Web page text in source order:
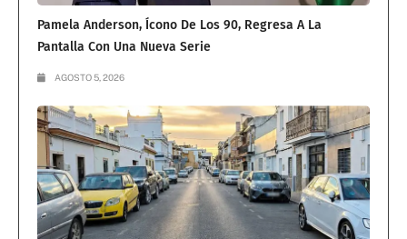
Pamela Anderson, Ícono De Los 90, Regresa A La
Pantalla Con Una Nueva Serie
AGOSTO 5, 2026